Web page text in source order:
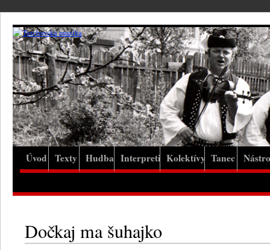
Úvod Texty Hudba Interpreti Kolektívy Tanec
Dočkaj ma šuhajko